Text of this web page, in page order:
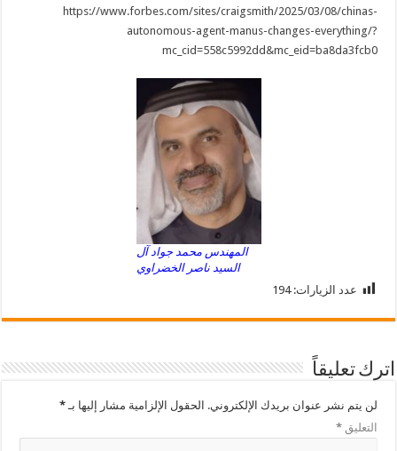
https://www.forbes.com/sites/craigsmith/2025/03/08/chinas-
autonomous-agent-manus-changes-everything/?
mc_cid=558c5992dd&mc_eid=ba8da3fcb0
المهندس محمد جواد آل
السيد ناصر الخضراوي
عدد الزيارات: 194
اترك تعليقاً
لن يتم نشر عنوان بريدك الإلكتروني. الحقول الإلزامية مشار إليها بـ*
التعليق*